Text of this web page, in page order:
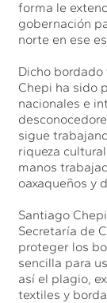
forma le
gobernación
norte en ese
Dicho
Chepi ha sido
nacionales e
sigue
riqueza
manos
oaxaqueños y
Santiago
Secretaría de
proteger los
sencilla para
así el plagio,
textiles y